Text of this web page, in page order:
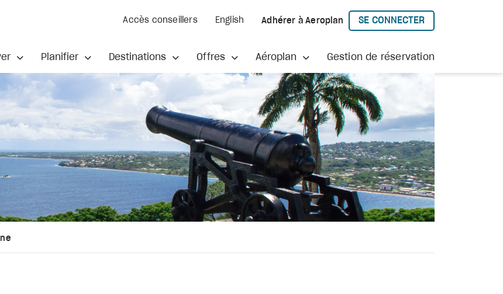
Accès conseillers English Adhérer à Aeroplan
SE CONNECTER
À AEROPLAN
Planifier Destinations Offres Aéroplan Gestion de réservation